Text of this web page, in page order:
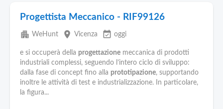
Progettista Meccanico - RIF99126
apartment WeHunt place Vicenza event_available oggi
e si occuperà della progettazione meccanica di prodotti
industriali complessi, seguendo l’intero ciclo di sviluppo:
dalla fase di concept fino alla prototipazione, supportando
inoltre le attività di test e industrializzazione. In particolare,
la figura...